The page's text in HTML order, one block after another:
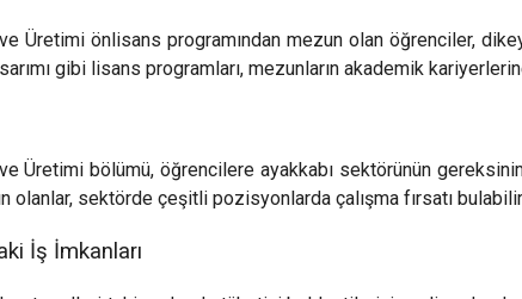
ve Üretimi önlisans programından mezun olan öğrenciler,
gibi lisans programları, mezunların akademik
ve Üretimi bölümü, öğrencilere ayakkabı sektörünün
olanlar, sektörde çeşitli pozisyonlarda çalışma fırsatı
İş İmkanları